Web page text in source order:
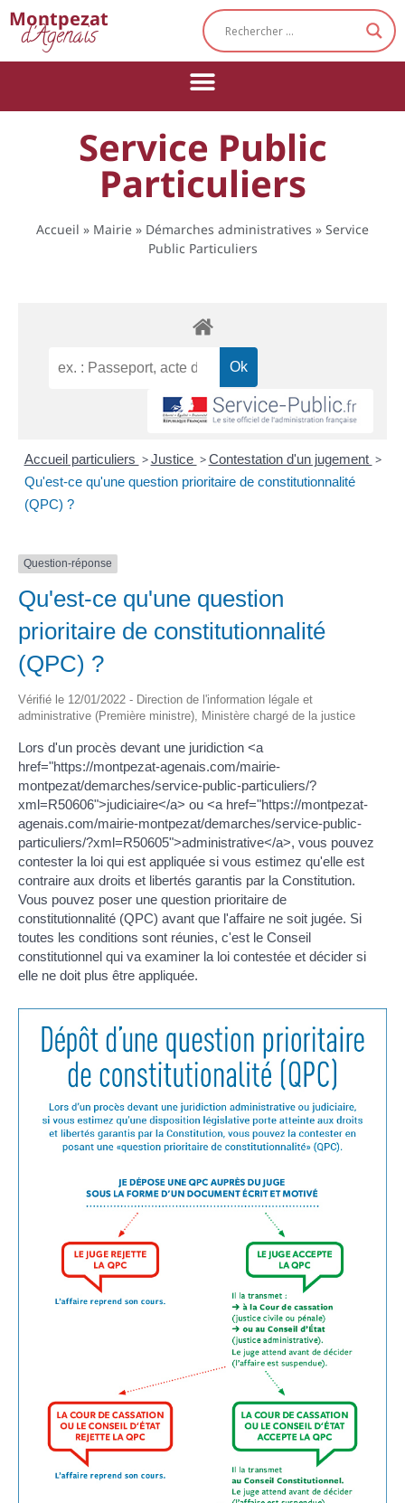
Montpezat
d'Agenais
Service Public
Particuliers
Accueil » Mairie » Démarches administratives » Service
Public Particuliers
Accueil particuliers > Justice > Contestation d'un jugement >
Qu'est-ce qu'une question prioritaire de constitutionnalité
(QPC) ?
Question-réponse
Qu'est-ce qu'une question
prioritaire de constitutionnalité
(QPC) ?
Vérifié le 12/01/2022 - Direction de l'information légale et
administrative (Première ministre), Ministère chargé de la justice
Lors d'un procès devant une juridiction <a
href="https://montpezat-agenais.com/mairie-
montpezat/demarches/service-public-particuliers/?
xml=R50606">judiciaire</a> ou <a href="https://montpezat-
agenais.com/mairie-montpezat/demarches/service-public-
particuliers/?xml=R50605">administrative</a>, vous pouvez
contester la loi qui est appliquée si vous estimez qu'elle est
contraire aux droits et libertés garantis par la Constitution.
Vous pouvez poser une question prioritaire de
constitutionnalité (QPC) avant que l'affaire ne soit jugée. Si
toutes les conditions sont réunies, c'est le Conseil
constitutionnel qui va examiner la loi contestée et décider si
elle ne doit plus être appliquée.
Cookies management panel